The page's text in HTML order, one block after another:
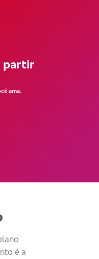
partir
ama.
é a